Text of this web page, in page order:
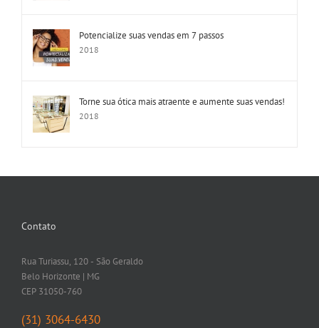
Potencialize suas vendas em 7 passos
2018
Torne sua ótica mais atraente e aumente suas vendas!
2018
Contato
Rua Turiassu, 120 - São Geraldo
Belo Horizonte | MG
CEP 31050-760
(31) 3064-6430